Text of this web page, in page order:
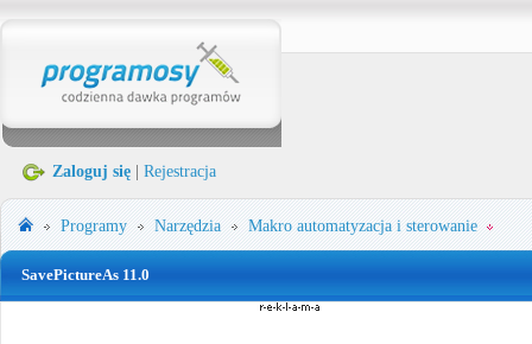
Zaloguj się Rejestracja
Programy Narzędzia Makro automatyzacja i sterowanie
SavePictureAs 11.0